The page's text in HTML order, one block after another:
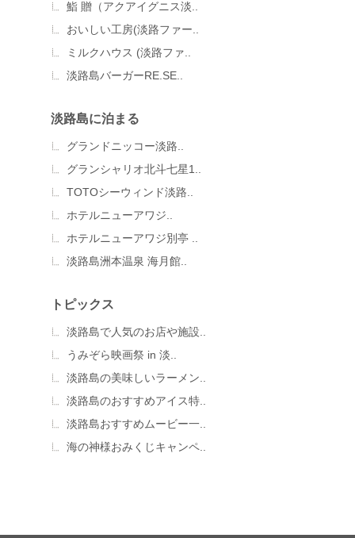
鮨 贈（アクアイグニス淡..
おいしい工房(淡路ファー..
ミルクハウス (淡路ファ..
淡路島バーガーRE.SE..
淡路島に泊まる
グランドニッコー淡路..
グランシャリオ北斗七星1..
TOTOシーウィンド淡路..
ホテルニューアワジ..
ホテルニューアワジ別亭 ..
淡路島洲本温泉 海月館..
トピックス
淡路島で人気のお店や施設..
うみぞら映画祭 in 淡..
淡路島の美味しいラーメン..
淡路島のおすすめアイス特..
淡路島おすすめムービー一..
海の神様おみくじキャンペ..